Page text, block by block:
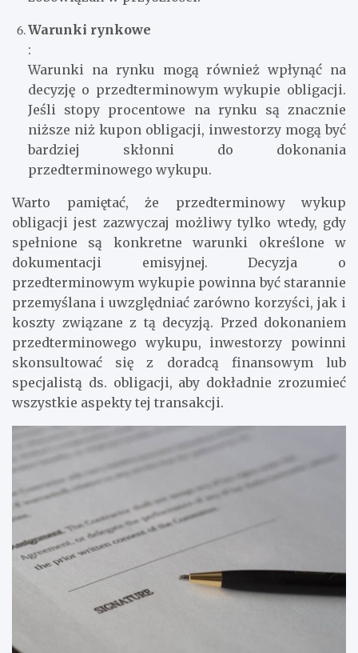
Warunki rynkowe
:
Warunki na rynku mogą również wpłynąć na
decyzję o przedterminowym wykupie obligacji.
Jeśli stopy procentowe na rynku są znacznie
niższe niż kupon obligacji, inwestorzy mogą być
bardziej skłonni do dokonania
przedterminowego wykupu.
Warto pamiętać, że przedterminowy wykup
obligacji jest zazwyczaj możliwy tylko wtedy, gdy
spełnione są konkretne warunki określone w
dokumentacji emisyjnej. Decyzja o
przedterminowym wykupie powinna być starannie
przemyślana i uwzględniać zarówno korzyści, jak i
koszty związane z tą decyzją. Przed dokonaniem
przedterminowego wykupu, inwestorzy powinni
skonsultować się z doradcą finansowym lub
specjalistą ds. obligacji, aby dokładnie zrozumieć
wszystkie aspekty tej transakcji.